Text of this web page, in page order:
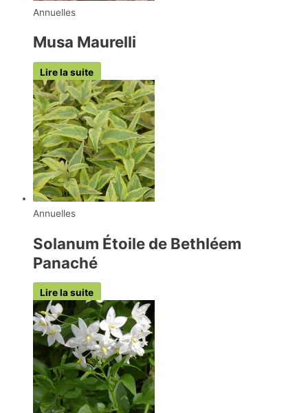
Annuelles
Musa Maurelli
Lire la suite
Annuelles
Solanum Étoile de Bethléem
Panaché
Lire la suite